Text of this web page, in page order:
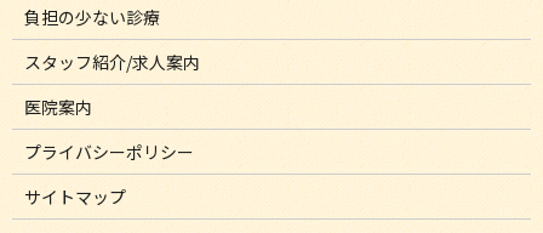
負担の少ない診療
スタッフ紹介/求人案内
医院案内
プライバシーポリシー
サイトマップ